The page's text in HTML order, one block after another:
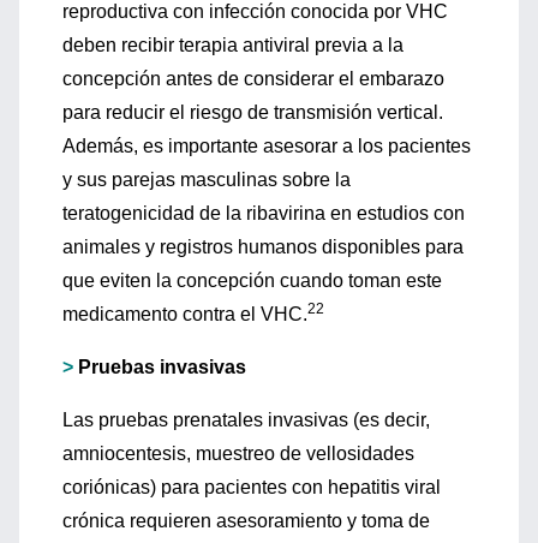
reproductiva con infección conocida por VHC
deben recibir terapia antiviral previa a la
concepción antes de considerar el embarazo
para reducir el riesgo de transmisión vertical.
Además, es importante asesorar a los pacientes
y sus parejas masculinas sobre la
teratogenicidad de la ribavirina en estudios con
animales y registros humanos disponibles para
que eviten la concepción cuando toman este
medicamento contra el VHC.22
> Pruebas invasivas
Las pruebas prenatales invasivas (es decir,
amniocentesis, muestreo de vellosidades
coriónicas) para pacientes con hepatitis viral
crónica requieren asesoramiento y toma de